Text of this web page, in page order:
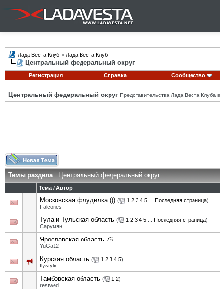
Лада Веста Клуб > Лада Веста Клуб
Центральный федеральный округ
Регистрация Справка Сообщество
Центральный федеральный округ Представительства Лада Веста Клуба
Темы раздела: Центральный федеральный округ
Тема / Автор
Московская флудилка ))) ( 1 2 3 4 5 Последняя страница)
Falcones
Тула и Тульская область ( 1 2 3 4 5 Последняя страница)
Сарумян
Ярославская область 76
YuGa12
Курская область ( 1 2 3 4 5)
flystyle
Тамбовская область ( 1 2)
restwed